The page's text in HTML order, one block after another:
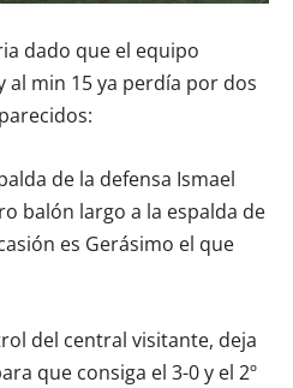
dado que el equipo
min 15 ya perdía por dos
de la defensa Ismael
balón largo a la espalda de
es Gerásimo el que
del central visitante, deja
que consiga el 3-0 y el 2º